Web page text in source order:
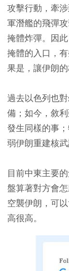
攻擊行動，牽
軍潛艦的飛彈
掩體炸彈。因
掩體的入口，
果是，讓伊朗
過去以色列也
備；如今，敘
發生同樣的事
弱伊朗重建核武
目前中東主要
盤算著對方會
空襲伊朗，可
高很高。